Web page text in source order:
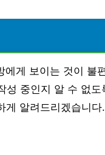
게 보이는 것이 불
성 중인지 알 수 없도
게 알려드리겠습니다.